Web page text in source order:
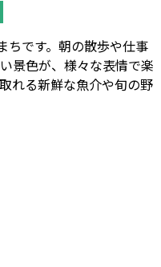
ちです。朝の散歩や仕事
景色が、様々な表情で楽
れる新鮮な魚介や旬の野